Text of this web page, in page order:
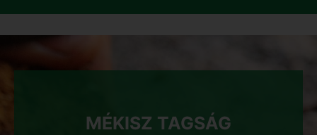
MÉKISZ TAGSÁG